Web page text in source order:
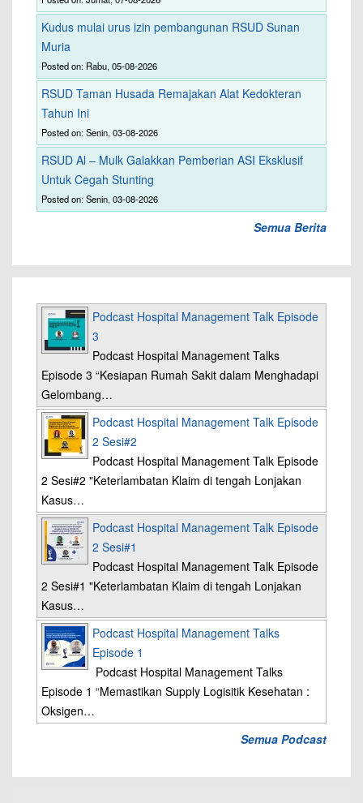
Kudus mulai urus izin pembangunan RSUD Sunan
Muria
Posted on: Rabu, 05-08-2026
RSUD Taman Husada Remajakan Alat Kedokteran
Tahun Ini
Posted on: Senin, 03-08-2026
RSUD Al – Mulk Galakkan Pemberian ASI Eksklusif
Untuk Cegah Stunting
Posted on: Senin, 03-08-2026
Semua Berita
Podcast Hospital Management Talk Episode
3
Podcast Hospital Management Talks
Episode 3 “Kesiapan Rumah Sakit dalam Menghadapi
Gelombang…
Podcast Hospital Management Talk Episode
2 Sesi#2
Podcast Hospital Management Talk Episode
2 Sesi#2 "Keterlambatan Klaim di tengah Lonjakan
Kasus…
Podcast Hospital Management Talk Episode
2 Sesi#1
Podcast Hospital Management Talk Episode
2 Sesi#1 "Keterlambatan Klaim di tengah Lonjakan
Kasus…
Podcast Hospital Management Talks
Episode 1
Podcast Hospital Management Talks
Episode 1 “Memastikan Supply Logisitik Kesehatan :
Oksigen…
Semua Podcast